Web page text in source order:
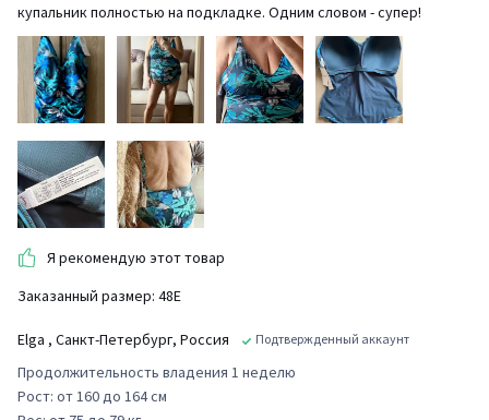
купальник полностью на подкладке. Одним словом - супер!
Я рекомендую этот товар
Заказанный размер: 48E
Elga , Санкт-Петербург, Россия Подтвержденный аккаунт
Продолжительность владения 1 неделю
Рост: от 160 до 164 см